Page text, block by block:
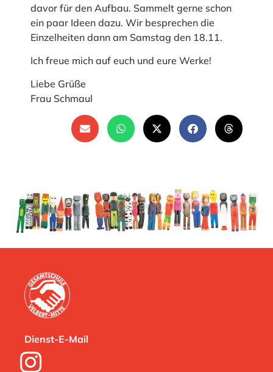
davor für den Aufbau. Sammelt gerne schon
ein paar Ideen dazu. Wir besprechen die
Einzelheiten dann am Samstag den 18.11.
Ich freue mich auf euch und eure Werke!
Liebe Grüße
Frau Schmaul
Dienst-E-Mail